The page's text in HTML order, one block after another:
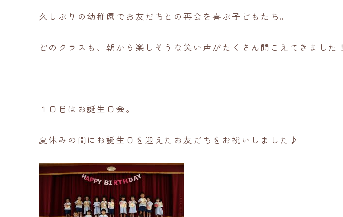
久しぶりの幼稚園でお友だちとの再会を喜ぶ子どもたち。
どのクラスも、朝から楽しそうな笑い声がたくさん聞こえてきました！
１日目はお誕生日会。
夏休みの間にお誕生日を迎えたお友だちをお祝いしました♪